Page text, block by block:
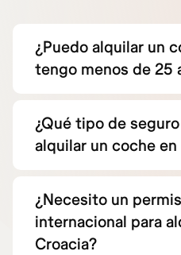
¿Puedo alquilar un
tengo menos de 25
¿Qué tipo de
alquilar un coche en
¿Necesito un
internacional para
Croacia?